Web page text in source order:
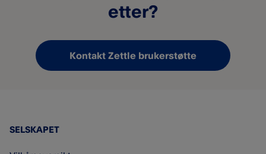
etter?
Kontakt Zettle brukerstøtte
SELSKAPET